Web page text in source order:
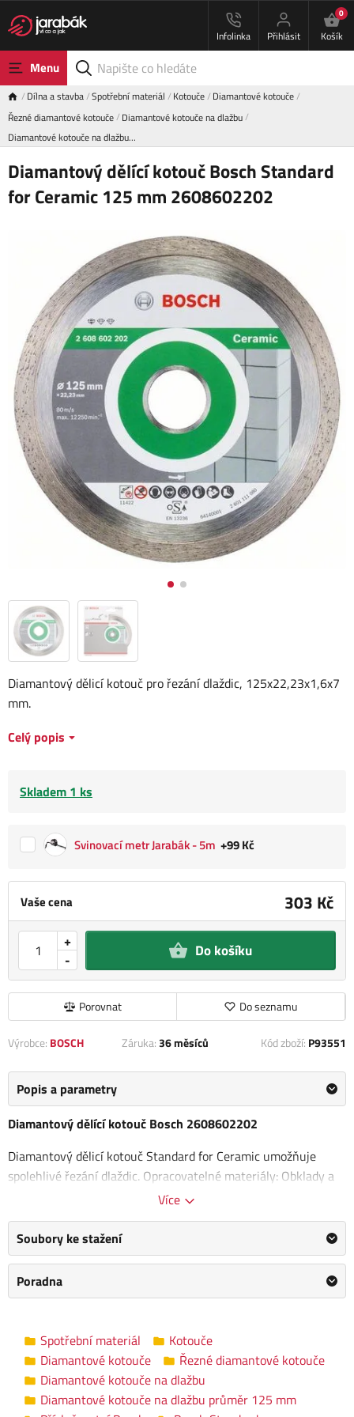
Infolinka Přihlásit
0
Košík
Menu
Dílna a stavba Spotřební materiál Kotouče Diamantové kotouče
Řezné diamantové kotouče Diamantové kotouče na dlažbu
Diamantové kotouče na dlažbu…
Diamantový dělící kotouč Bosch Standard
for Ceramic 125 mm 2608602202
Vaše cena 303 Kč
-
+ Do košíku
Porovnat Do seznamu
Diamantový dělicí kotouč pro řezání dlaždic, 125x22,23x1,6x7
mm.
Celý popis
Skladem 1 ks
Svinovací metr Jarabák - 5m +99 Kč
Výrobce: BOSCH Záruka:36 měsíců Kód zboží: P93551
Popis a parametry
Diamantový dělící kotouč Bosch 2608602202
Diamantový dělicí kotouč Standard for Ceramic umožňuje
spolehlivé řezání dlaždic. Opracovatelné materiály: Obklady a
Průměr: 125 mm
Průměr otvoru: 22,23 mm
Šířka: 1,6 mm
Výška segmentu: 7 mm
Kategorie
125 mm
Výrobce
BOSCH /Informace o výrobci
Průměr
Více
Soubory ke stažení
Poradna
Spotřební materiál
Kotouče
Diamantové kotouče
Řezné diamantové kotouče
Diamantové kotouče na dlažbu
Diamantové kotouče na dlažbu průměr 125 mm